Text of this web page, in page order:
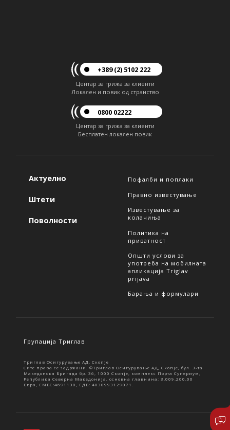
+389 (2) 5102 222
Центар за грижа за клиенти
Локален и повик од странство
0800 02222
Центар за грижа за клиенти
Бесплатен локален повик
Актуелно
Штети
Поволности
Пофалби и поплаки
Правно известување
Известување за
колачиња
Политика на
приватност
Општи услови за
употреба на мобилната
апликација Triglav
prijava
Барања и формулари
Групација Триглав
Триглав Осигурување АД, Скопје
Сите права се задржани. ©Триглав Осигурување АД, Скопје, бул. 3-та
Македонска Бригада бр. 36, 1000 Скопје, комплекс Порта Супериум,
Република Северна Македонија, основна главнина: 3.009.200,00
Евра, ЕМБС:4691130, ЕДБ: 4030993129071.